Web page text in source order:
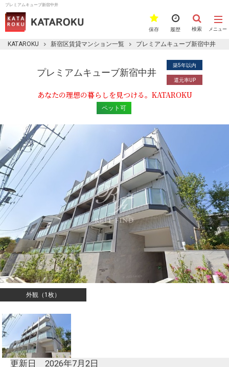
プレミアムキューブ新宿中井
メニュー
検索
履歴
保存
KATAROKU 新宿区賃貸マンション一覧 プレミアムキューブ新宿中井
プレミアムキューブ新宿中井
築5年以内
還元率UP
あなたの理想の暮らしを見つける。KATAROKU
ペット可
外観（1枚）
更新日 2026年7月2日